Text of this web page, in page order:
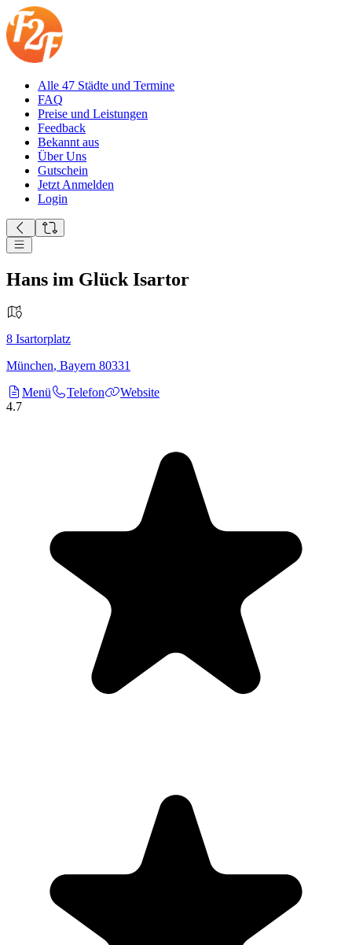
Alle 47 Städte und Termine
FAQ
Preise und Leistungen
Feedback
Bekannt aus
Über Uns
Gutschein
Jetzt Anmelden
Login
Hans im Glück Isartor
8 Isartorplatz
München, Bayern 80331
Menü
Telefon
Website
4.7